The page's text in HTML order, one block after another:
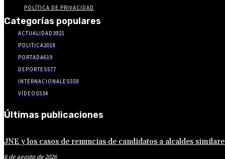
POLÍTICA DE PRIVACIDAD
Categorías populares
ACTUALIDAD3921
POLITICA2018
PORTADA619
DEPORTES577
INTERNACIONALES559
VÍDEOS534
Últimas publicaciones
JNE y los casos de renuncias de candidatos a alcaldes
6 de agosto de 2026